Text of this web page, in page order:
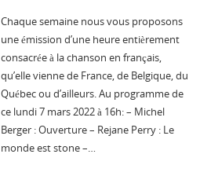
Chaque semaine nous vous proposons
une émission d’une heure entièrement
consacrée à la chanson en français,
qu’elle vienne de France, de Belgique, du
Québec ou d’ailleurs. Au programme de
ce lundi 7 mars 2022 à 16h: – Michel
Berger : Ouverture – Rejane Perry : Le
monde est stone –…